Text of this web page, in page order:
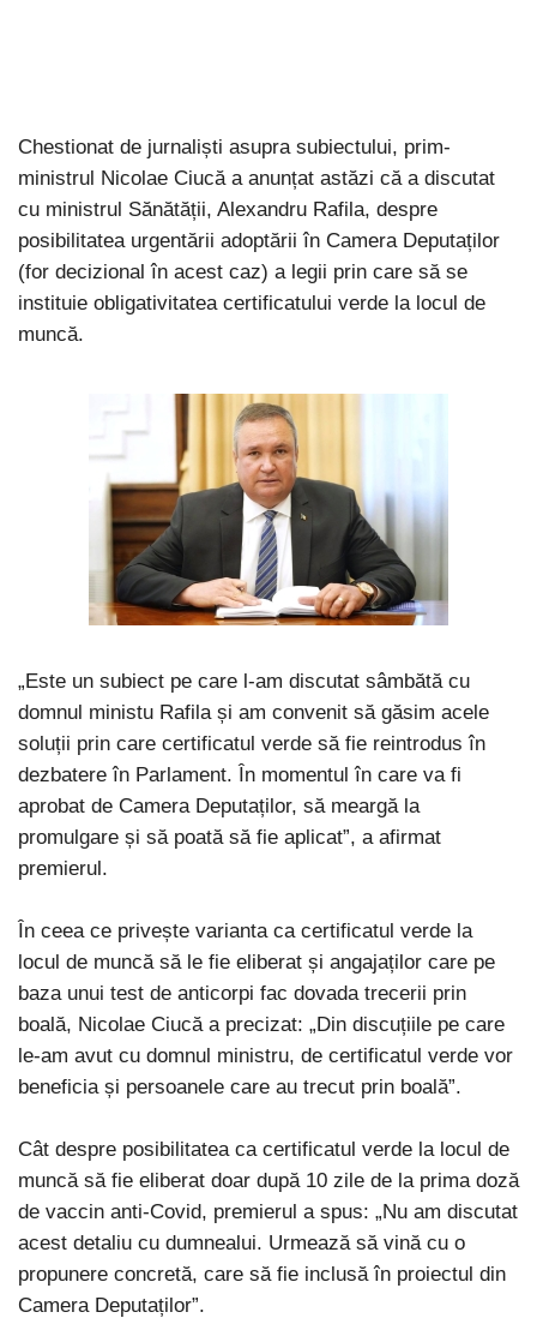
Chestionat de jurnaliști asupra subiectului, prim-
ministrul Nicolae Ciucă a anunțat astăzi că a discutat
cu ministrul Sănătății, Alexandru Rafila, despre
posibilitatea urgentării adoptării în Camera Deputaților
(for decizional în acest caz) a legii prin care să se
instituie obligativitatea certificatului verde la locul de
muncă.
„Este un subiect pe care l-am discutat sâmbătă cu
domnul ministu Rafila și am convenit să găsim acele
soluții prin care certificatul verde să fie reintrodus în
dezbatere în Parlament. În momentul în care va fi
aprobat de Camera Deputaților, să meargă la
promulgare și să poată să fie aplicat”, a afirmat
premierul.
În ceea ce privește varianta ca certificatul verde la
locul de muncă să le fie eliberat și angajaților care pe
baza unui test de anticorpi fac dovada trecerii prin
boală, Nicolae Ciucă a precizat: „Din discuțiile pe care
le-am avut cu domnul ministru, de certificatul verde vor
beneficia și persoanele care au trecut prin boală”.
Cât despre posibilitatea ca certificatul verde la locul de
muncă să fie eliberat doar după 10 zile de la prima doză
de vaccin anti-Covid, premierul a spus: „Nu am discutat
acest detaliu cu dumnealui. Urmează să vină cu o
propunere concretă, care să fie inclusă în proiectul din
Camera Deputaților”.